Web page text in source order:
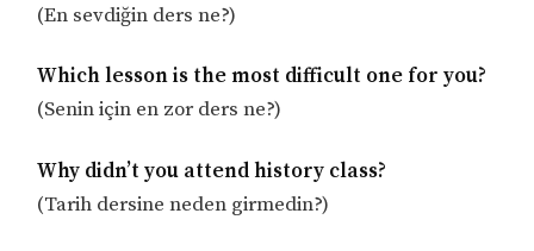
(En sevdiğin ders ne?)
Which lesson is the most difficult one for you?
(Senin için en zor ders ne?)
Why didn’t you attend history class?
(Tarih dersine neden girmedin?)